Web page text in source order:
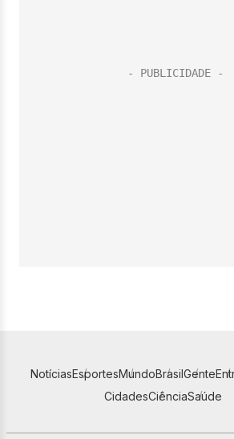
NotíciasEsportesMundoBrasilGente
CidadesCiênciaSaúde